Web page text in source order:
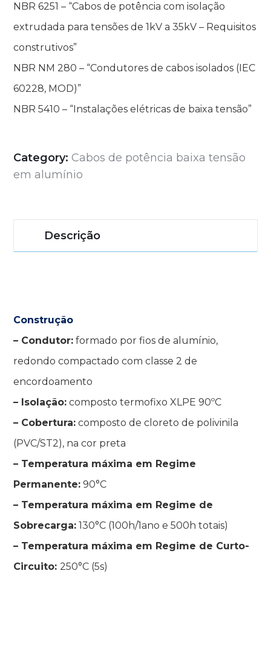
NBR 6251 – “Cabos de potência com isolação
extrudada para tensões de 1kV a 35kV – Requisitos
construtivos”
NBR NM 280 – “Condutores de cabos isolados (IEC
60228, MOD)”
NBR 5410 – “Instalações elétricas de baixa tensão”
Category: Cabos de potência baixa tensão
em alumínio
Descrição
Construção
– Condutor: formado por fios de alumínio,
redondo compactado com classe 2 de
encordoamento
– Isolação: composto termofixo XLPE 90ºC
– Cobertura: composto de cloreto de polivinila
(PVC/ST2), na cor preta
– Temperatura máxima em Regime
Permanente: 90°C
– Temperatura máxima em Regime de
Sobrecarga: 130°C (100h/1ano e 500h totais)
– Temperatura máxima em Regime de Curto-
Circuito:250°C (5s)